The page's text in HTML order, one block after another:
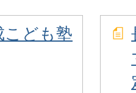
こども塾